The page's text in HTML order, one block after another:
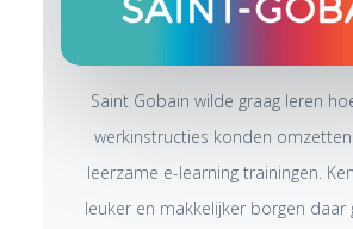
Saint Gobain wilde graag leren
werkinstructies konden
leerzame e-learning trainingen.
leuker en makkelijker borgen